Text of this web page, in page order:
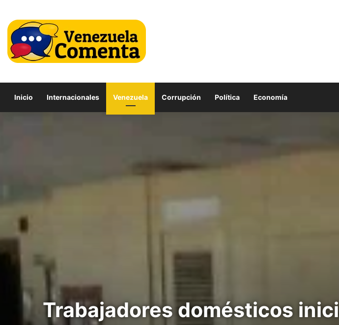
Inicio Internacionales Venezuela Corrupción Política Economía
Trabajadores domésticos